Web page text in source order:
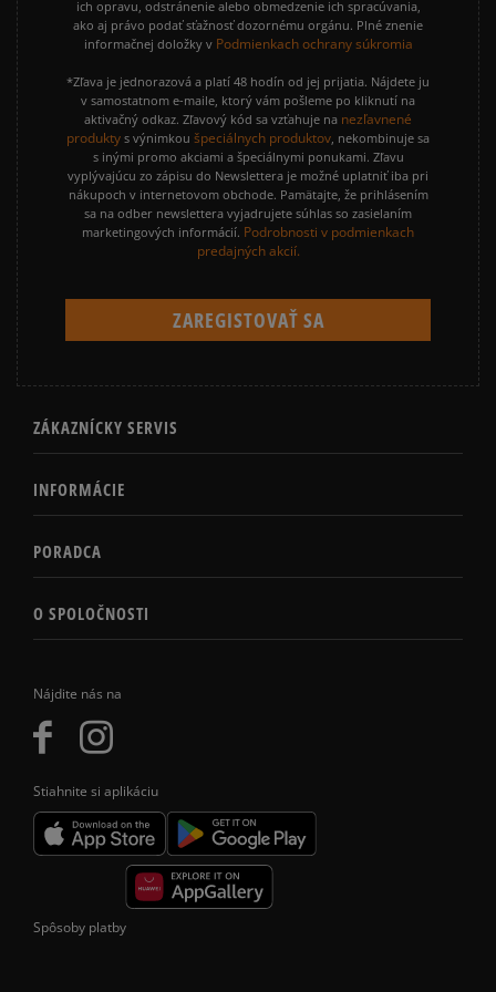
Nájdite nás na
Stiahnite si aplikáciu
ich opravu, odstránenie alebo obmedzenie ich spracúvania,
ako aj právo podať sťažnosť dozornému orgánu. Plné znenie
informačnej doložky v Podmienkach ochrany súkromia
*Zľava je jednorazová a platí 48 hodín od jej prijatia. Nájdete ju
v samostatnom e-maile, ktorý vám pošleme po kliknutí na
aktivačný odkaz. Zľavový kód sa vzťahuje na nezľavnené
produkty s výnimkou špeciálnych produktov, nekombinuje sa
s inými promo akciami a špeciálnymi ponukami. Zľavu
vyplývajúcu zo zápisu do Newslettera je možné uplatniť iba pri
nákupoch v internetovom obchode. Pamätajte, že prihlásením
sa na odber newslettera vyjadrujete súhlas so zasielaním
marketingových informácií. Podrobnosti v podmienkach
predajných akcií.
ZÁKAZNÍCKY SERVIS
INFORMÁCIE
PORADCA
O SPOLOČNOSTI
Spôsoby platby